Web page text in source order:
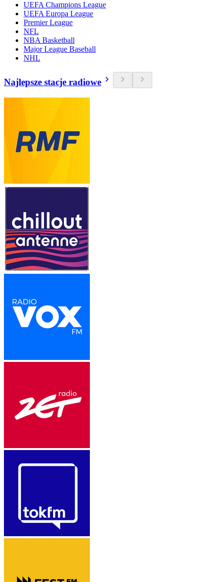
UEFA Champions League
UEFA Europa League
Premier League
NFL
NBA Basketball
Major League Baseball
NHL
Najlepsze stacje radiowe